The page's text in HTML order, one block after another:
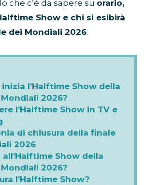
che c’è da sapere su orario,
Show e chi si esibirà
dei Mondiali 2026.
l’Halftime Show della
2026?
l’Halftime Show in TV e
di chiusura della finale
2026
Show della
2026?
l’Halftime Show?